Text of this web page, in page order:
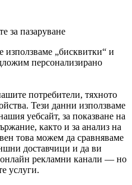
за пазаруване
използваме „бисквитки“ и
персонализирано
потребители, тяхното
Тези данни използваме
уебсайт, за показване на
както и за анализ на
това можем да сравняваме
доставчици и да ви
онлайн рекламни канали — но
услуги.